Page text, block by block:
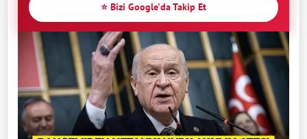
⭐ Bizi Google'da Takip Et